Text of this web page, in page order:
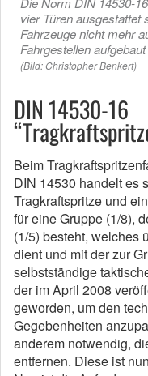
vier Türen
Fahrzeuge nicht mehr
Fahrgestellen
(Bild: Christopher Benkert)
DIN 14530-16
Beim
DIN 14530 handelt es
Tragkraftspritze und
für eine Gruppe (1/8),
(1/5) besteht, welches
dient und mit der zur
selbstständige
der im April 2008
geworden, um den
Gegebenheiten
anderem notwendig,
entfernen. Diese ist